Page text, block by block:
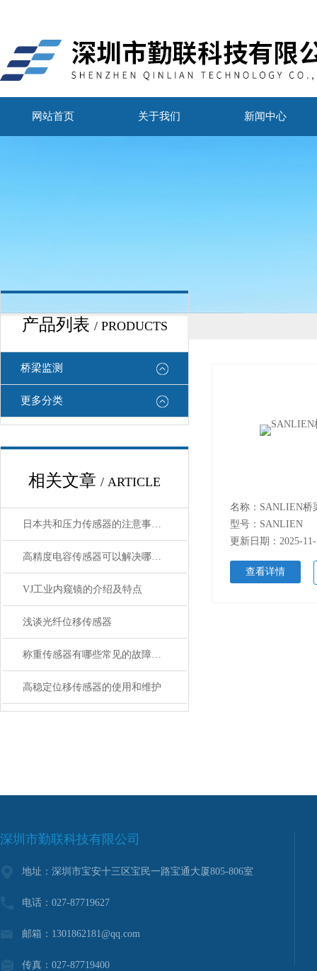
网站首页 关于我们 新闻中心
产品列表 / PRODUCTS
桥梁监测
更多分类
相关文章 / ARTICLE
日本共和压力传感器的注意事项是什么？
高精度电容传感器可以解决哪些问题
VJ工业内窥镜的介绍及特点
浅谈光纤位移传感器
称重传感器有哪些常见的故障及处理措施
高稳定位移传感器的使用和维护
名称：SANLIEN桥
型号：SANLIEN
更新日期：2025-
查看详情
深圳市勤联科技有限公司
地址：深圳市宝安十三区宝民一路宝通大厦805-806室
电话：027-87719627
邮箱：1301862181@qq.com
传真：027-87719400